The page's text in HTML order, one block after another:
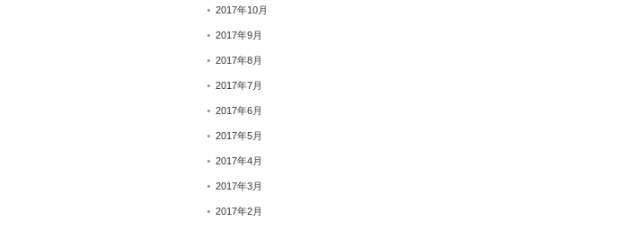
2017年10月
2017年9月
2017年8月
2017年7月
2017年6月
2017年5月
2017年4月
2017年3月
2017年2月